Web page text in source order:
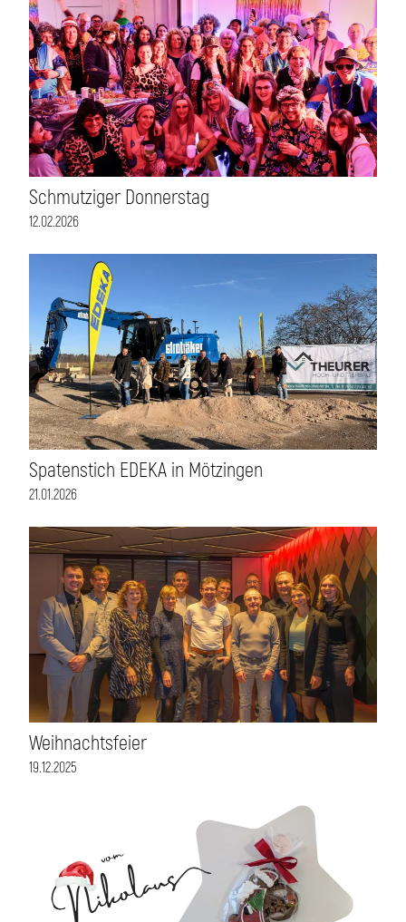
Schmutziger Donnerstag
12.02.2026
Spatenstich EDEKA in Mötzingen
21.01.2026
Weihnachtsfeier
19.12.2025